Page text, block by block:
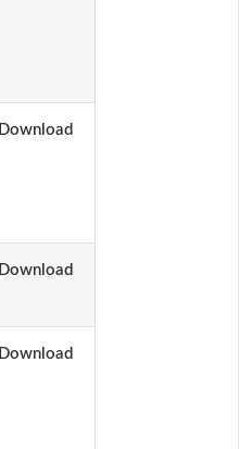
Download
Download
Download